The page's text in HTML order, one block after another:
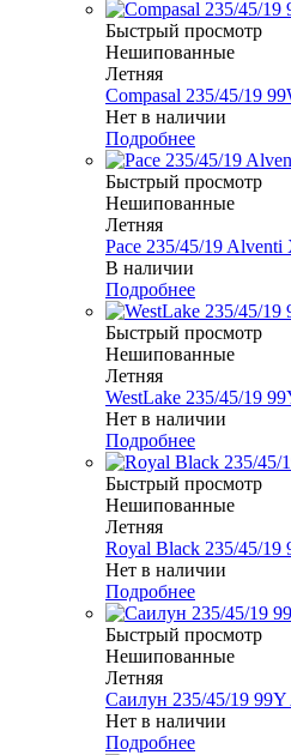
Быстрый просмотр
Нешипованные
Летняя
Compasal 235/45/19
Нет в наличии
Подробнее
Быстрый просмотр
Нешипованные
Летняя
Pace 235/45/19 Alventi
В наличии
Подробнее
Быстрый просмотр
Нешипованные
Летняя
WestLake 235/45/19
Нет в наличии
Подробнее
Быстрый просмотр
Нешипованные
Летняя
Royal Black 235/45/
Нет в наличии
Подробнее
Быстрый просмотр
Нешипованные
Летняя
Саилун 235/45/19
Нет в наличии
Подробнее